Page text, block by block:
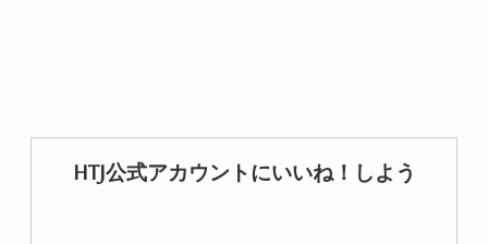
HTJ公式アカウントにいいね！しよう